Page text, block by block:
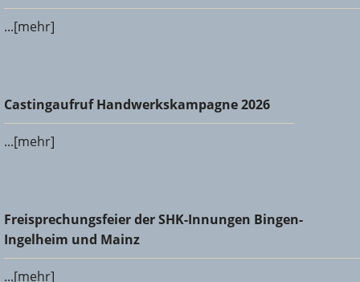
...[mehr]
Castingaufruf Handwerkskampagne 2026
Castingaufruf Handwerkskampagne 2026
...[mehr]
Freisprechungsfeier der SHK-Innungen Bingen-Ingelheim
und Mainz
Freisprechungsfeier der SHK-Innungen Bingen-
Ingelheim und Mainz
...[mehr]